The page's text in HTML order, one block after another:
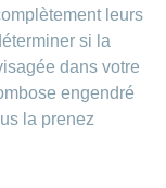
leurs
si la
dans votre
engendré
la prenez